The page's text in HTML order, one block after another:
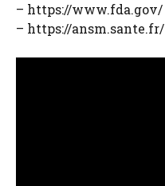
– https://www.fda.gov/
– https://ansm.sante.fr/